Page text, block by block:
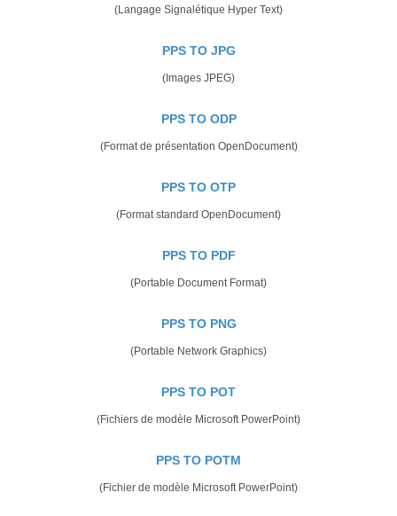
(Langage Signalétique Hyper Text)
PPS TO JPG
(Images JPEG)
PPS TO ODP
(Format de présentation OpenDocument)
PPS TO OTP
(Format standard OpenDocument)
PPS TO PDF
(Portable Document Format)
PPS TO PNG
(Portable Network Graphics)
PPS TO POT
(Fichiers de modèle Microsoft PowerPoint)
PPS TO POTM
(Fichier de modèle Microsoft PowerPoint)